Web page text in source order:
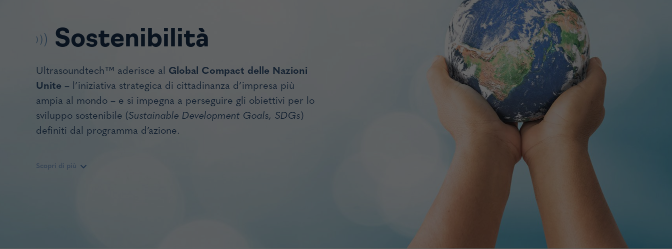
Sostenibilità
Ultrasoundtech™ aderisce al Global Compact delle Nazioni
Unite – l’iniziativa strategica di cittadinanza d’impresa più
ampia al mondo – e si impegna a perseguire gli obiettivi per lo
sviluppo sostenibile (Sustainable Development Goals, SDGs)
definiti dal programma d’azione.
Scopri di più